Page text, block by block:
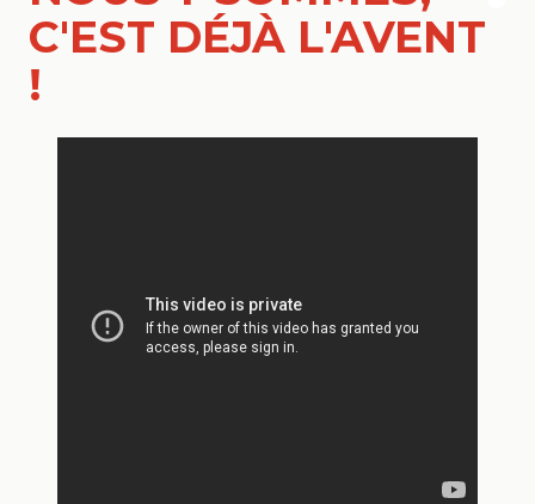
C'EST DÉJÀ L'AVENT
!